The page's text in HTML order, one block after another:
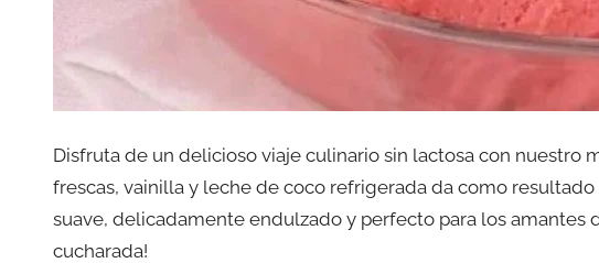
Disfruta de un delicioso viaje culinario sin lactosa con nuestro
frescas, vainilla y leche de coco refrigerada da como
suave, delicadamente endulzado y perfecto para los amantes
cucharada!